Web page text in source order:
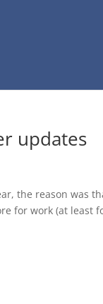
updates
the reason was
for work (at least